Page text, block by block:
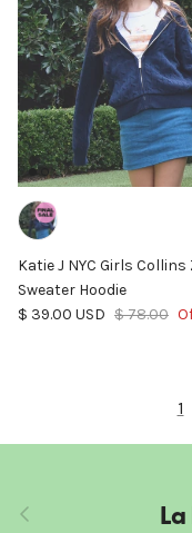
Katie J NYC Girls Collins
Sweater Hoodie
Precio de venta
$ 39.00 USD Precio
$ 78.00
1
Anterior